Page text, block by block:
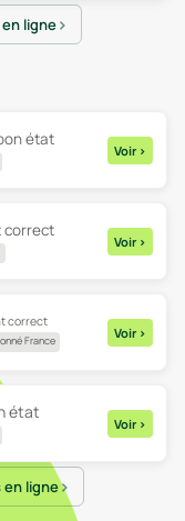
ligne
état
Voir >
correct
Voir >
correct
France Voir >
état
Voir >
en ligne